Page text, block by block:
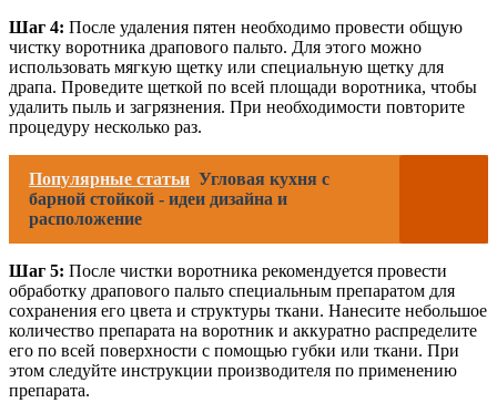
Шаг 4: После удаления пятен необходимо провести общую
чистку воротника драпового пальто. Для этого можно
использовать мягкую щетку или специальную щетку для
драпа. Проведите щеткой по всей площади воротника, чтобы
удалить пыль и загрязнения. При необходимости повторите
процедуру несколько раз.
Популярные статьи Угловая кухня с
барной стойкой - идеи дизайна и
расположение
Шаг 5: После чистки воротника рекомендуется провести
обработку драпового пальто специальным препаратом для
сохранения его цвета и структуры ткани. Нанесите небольшое
количество препарата на воротник и аккуратно распределите
его по всей поверхности с помощью губки или ткани. При
этом следуйте инструкции производителя по применению
препарата.